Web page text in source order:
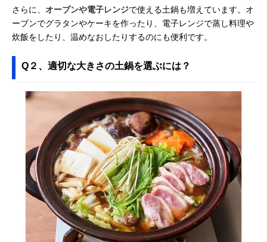
さらに、 オーブンや電子レンジで使える土鍋も増えています。オ
ーブンでグラタンやケーキを作ったり、電子レンジで蒸し料理や
炊飯をしたり、温めなおしたりするのにも便利です。
Q２、適切な大きさの土鍋を選ぶには？